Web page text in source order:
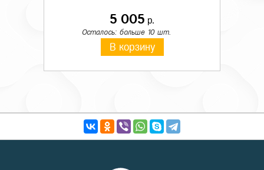
5 005 р.
Осталось: больше 10 шт.
В корзину